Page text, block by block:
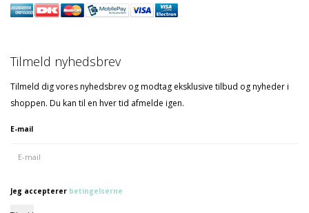
Tilmeld nyhedsbrev
Tilmeld dig vores nyhedsbrev og modtag eksklusive tilbud og nyheder i
shoppen. Du kan til en hver tid afmelde igen.
E-mail
Jeg accepterer betingelserne